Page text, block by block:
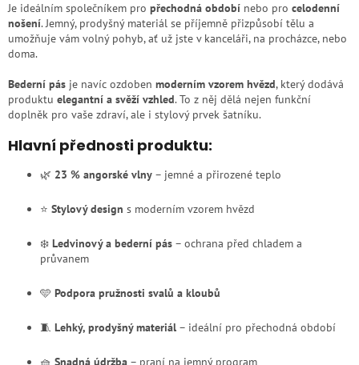
Je ideálním společníkem pro přechodná období nebo pro celodenní
nošení. Jemný, prodyšný materiál se příjemně přizpůsobí tělu a
umožňuje vám volný pohyb, ať už jste v kanceláři, na procházce, nebo
doma.
Bederní pás je navíc ozdoben moderním vzorem hvězd, který dodává
produktu elegantní a svěží vzhled. To z něj dělá nejen funkční
doplněk pro vaše zdraví, ale i stylový prvek šatníku.
Hlavní přednosti produktu:
🌿 23 % angorské vlny – jemné a přirozené teplo
⭐ Stylový design s moderním vzorem hvězd
❄️ Ledvinový a bederní pás – ochrana před chladem a
průvanem
🩵 Podpora pružnosti svalů a kloubů
🧵 Lehký, prodyšný materiál – ideální pro přechodná období